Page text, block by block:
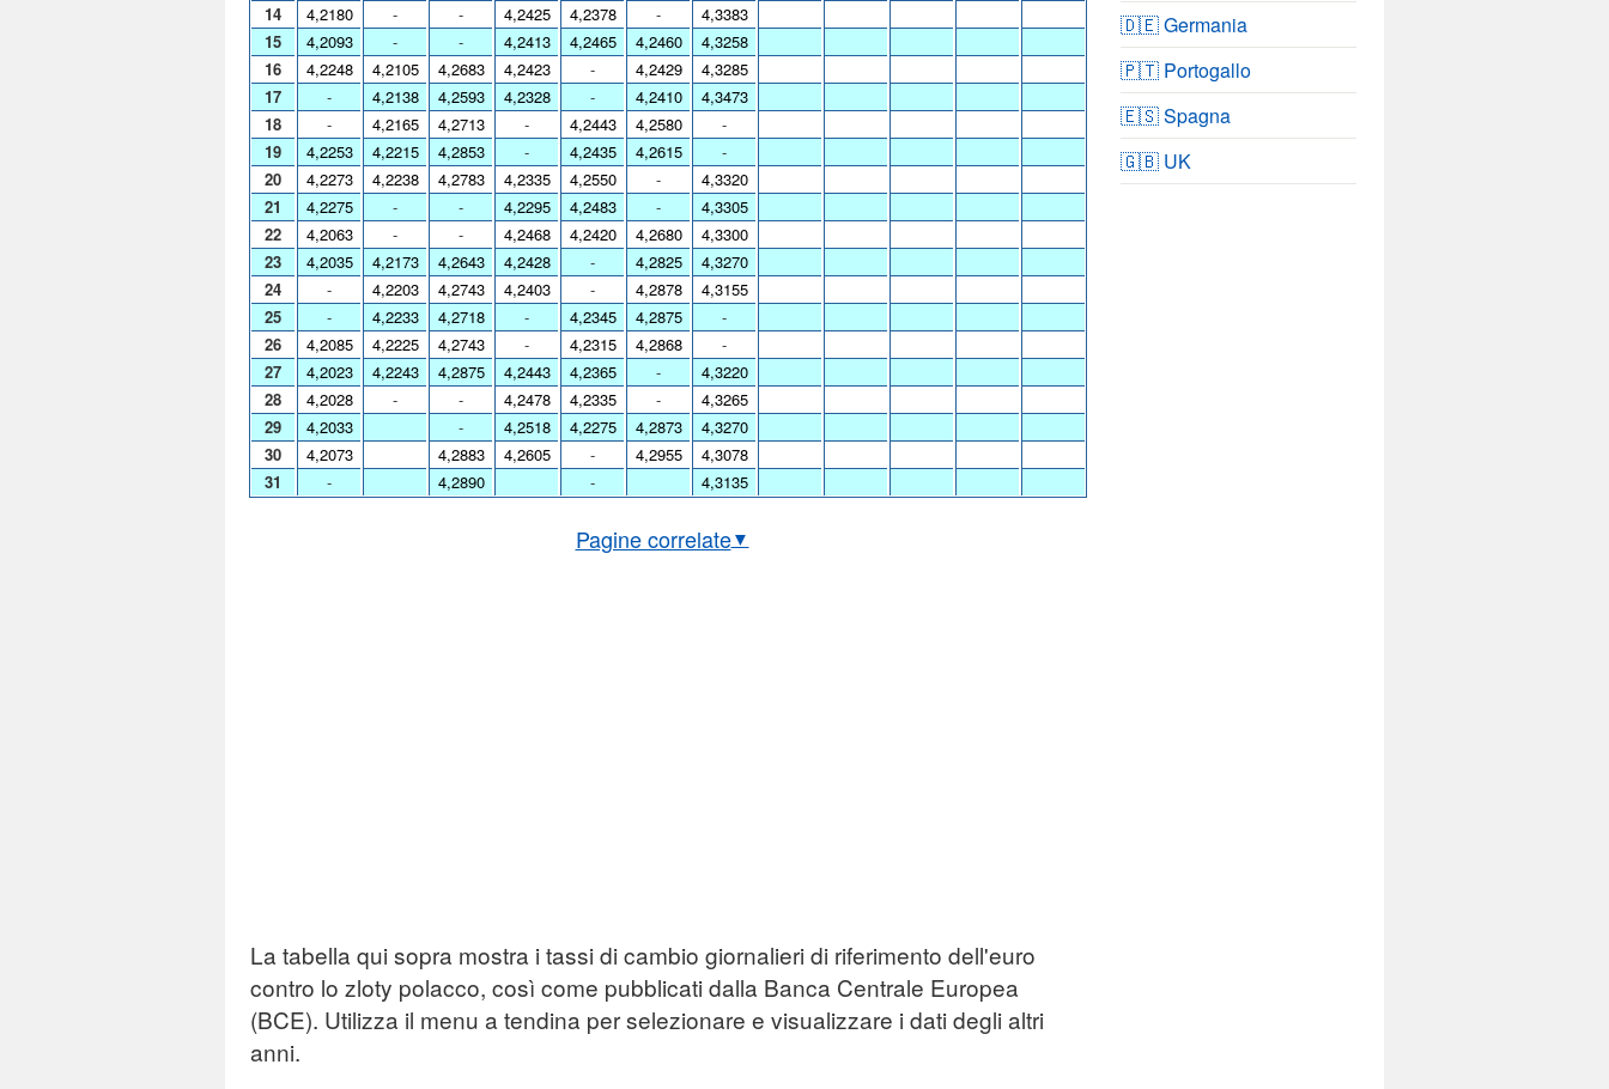
14
15
16
17
18
19
20
21
22
23
24
25
26
27
28
29
30
31
4,2180
4,2093
4,2248
-
-
4,2253
4,2273
4,2275
4,2063
4,2035
-
-
4,2085
4,2023
4,2028
4,2033
4,2073
-
-
-
4,2105
4,2138
4,2165
4,2215
4,2238
-
-
4,2173
4,2203
4,2233
4,2225
4,2243
-
-
-
4,2683
4,2593
4,2713
4,2853
4,2783
-
-
4,2643
4,2743
4,2718
4,2743
4,2875
-
-
4,2883
4,2890
4,2425
4,2413
4,2423
4,2328
-
-
4,2335
4,2295
4,2468
4,2428
4,2403
-
-
4,2443
4,2478
4,2518
4,2605
4,2378
4,2465
-
-
4,2443
4,2435
4,2550
4,2483
4,2420
-
-
4,2345
4,2315
4,2365
4,2335
4,2275
-
-
-
4,2460
4,2429
4,2410
4,2580
4,2615
-
-
4,2680
4,2825
4,2878
4,2875
4,2868
-
-
4,2873
4,2955
4,3383
4,3258
4,3285
4,3473
-
-
4,3320
4,3305
4,3300
4,3270
4,3155
-
-
4,3220
4,3265
4,3270
4,3078
4,3135
Pagine correlate▼
La tabella qui sopra mostra i tassi di cambio giornalieri di riferimento dell'euro
contro lo zloty polacco, così come pubblicati dalla Banca Centrale Europea
(BCE). Utilizza il menu a tendina per selezionare e visualizzare i dati degli altri
anni.
🇩🇪 Germania
🇵🇹 Portogallo
🇪🇸 Spagna
🇬🇧 UK